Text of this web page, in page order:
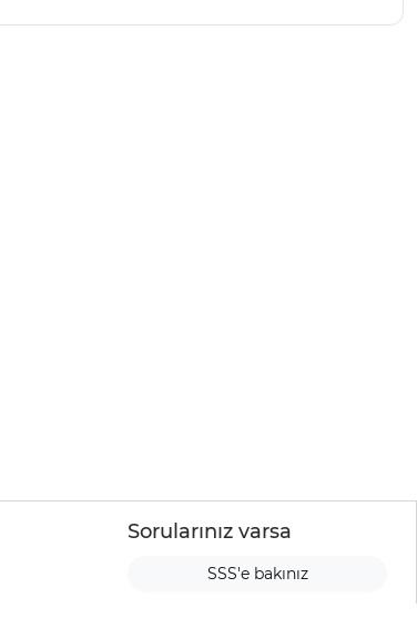
Sorularınız varsa
SSS'e bakınız